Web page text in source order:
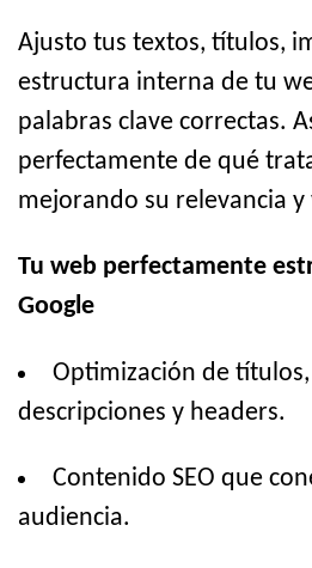
Ajusto tus textos, títulos,
estructura interna de tu
palabras clave correctas.
perfectamente de qué
mejorando su relevancia
Tu web perfectamente
Google
Optimización de
descripciones y headers.
Contenido SEO que
audiencia.